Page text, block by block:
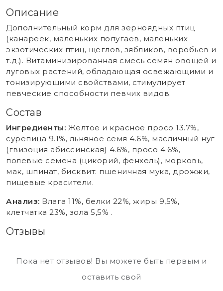
Описание
Дополнительный корм для зерноядных птиц
(канареек, маленьких попугаев, маленьких
экзотических птиц, щеглов, зябликов, воробьев и
т.д.). Витаминизированная смесь семян овощей и
луговых растений, обладающая освежающими и
тонизирующими свойствами, стимулирует
певческие способности певчих видов.
Состав
Ингредиенты: Желтое и красное просо 13.7%,
сурепица 9.1%, льняное семя 4.6%, масличный нуг
(гвизоция абиссинская) 4.6%, просо 4.6%,
полевые семена (цикорий, фенхель), морковь,
мак, шпинат, бисквит: пшеничная мука, дрожжи,
пищевые красители.
Анализ: Влага 11%, белки 22%, жиры 9,5%,
клетчатка 23%, зола 5,5% .
Отзывы
Пока нет отзывов! Вы можете быть первым и
оставить свой